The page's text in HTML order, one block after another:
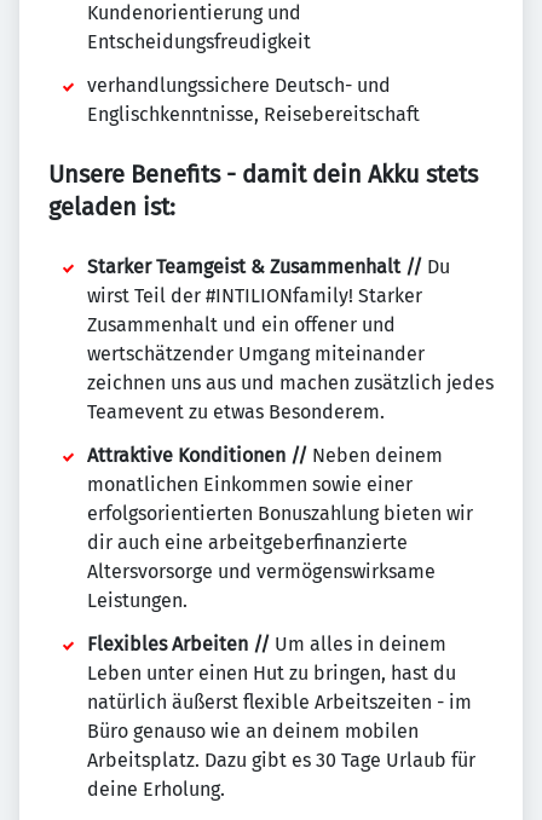
Kundenorientierung und
Entscheidungsfreudigkeit
verhandlungssichere Deutsch- und
Englischkenntnisse, Reisebereitschaft
Unsere Benefits - damit dein Akku stets
geladen ist:
Starker Teamgeist & Zusammenhalt // Du
wirst Teil der #INTILIONfamily! Starker
Zusammenhalt und ein offener und
wertschätzender Umgang miteinander
zeichnen uns aus und machen zusätzlich jedes
Teamevent zu etwas Besonderem.
Attraktive Konditionen // Neben deinem
monatlichen Einkommen sowie einer
erfolgsorientierten Bonuszahlung bieten wir
dir auch eine arbeitgeberfinanzierte
Altersvorsorge und vermögenswirksame
Leistungen.
Flexibles Arbeiten // Um alles in deinem
Leben unter einen Hut zu bringen, hast du
natürlich äußerst flexible Arbeitszeiten - im
Büro genauso wie an deinem mobilen
Arbeitsplatz. Dazu gibt es 30 Tage Urlaub für
deine Erholung.